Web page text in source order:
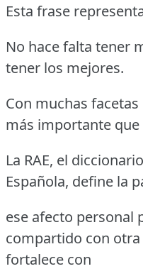
Esta frase
No hace falta tener
tener los mejores.
Con muchas
más importante que
La RAE, el
Española, define la
ese afecto personal
compartido con otra
fortalece con